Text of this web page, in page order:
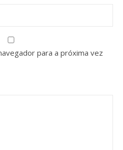
para a próxima vez